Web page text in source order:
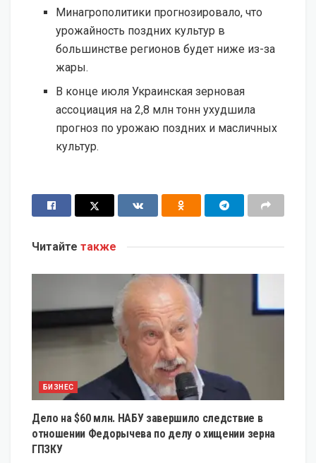
Минагрополитики прогнозировало, что
урожайность поздних культур в
большинстве регионов будет ниже из-за
жары.
В конце июля Украинская зерновая
ассоциация на 2,8 млн тонн ухудшила
прогноз по урожаю поздних и масличных
культур.
Читайте также
БИЗНЕС
Дело на $60 млн. НАБУ завершило следствие в
отношении Федорычева по делу о хищении зерна
ГПЗКУ